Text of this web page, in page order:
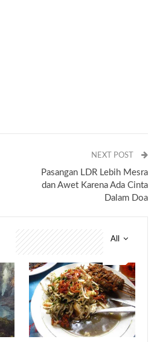
NEXT POST
Pasangan LDR Lebih Mesra
dan Awet Karena Ada Cinta
Dalam Doa
All